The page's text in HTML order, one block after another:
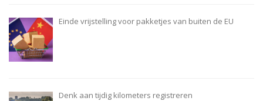
Einde vrijstelling voor pakketjes van buiten de EU
Denk aan tijdig kilometers registreren